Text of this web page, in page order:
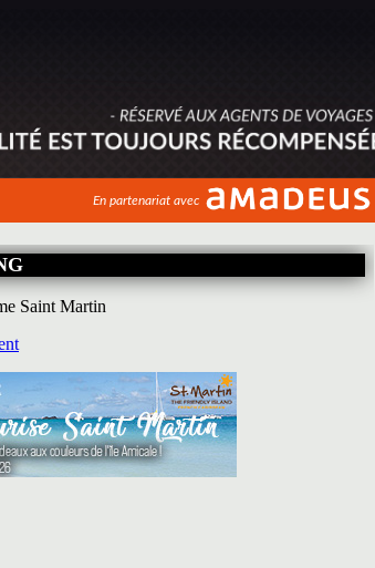
En partenariat avec